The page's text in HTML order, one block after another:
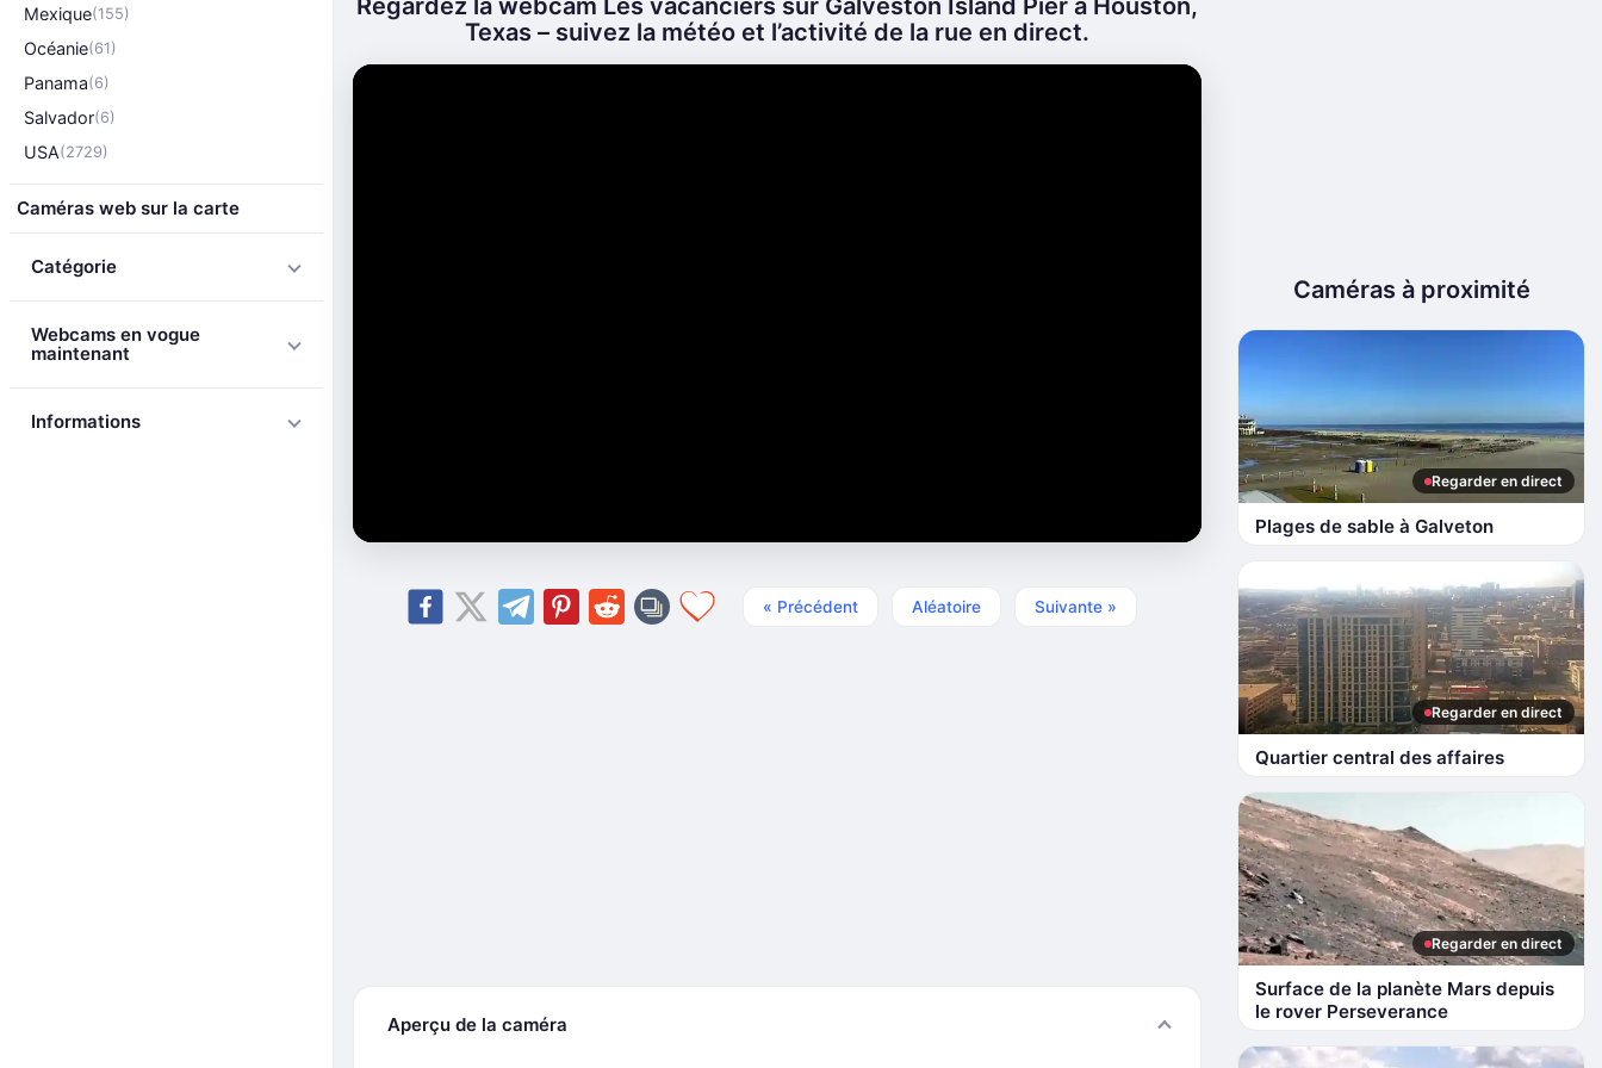
Mexique(155)
Océanie(61)
Panama(6)
Salvador(6)
USA(2729)
Caméras web sur la carte
Catégorie
Webcams en vogue
maintenant
Informations
Regardez la webcam Les vacanciers sur Galveston Island Pier à Houston,
Texas – suivez la météo et l’activité de la rue en direct.
« Précédent Aléatoire Suivante »
Aperçu de la caméra
Caméras à proximité
Regarder en direct
Plages de sable à Galveton
Regarder en direct
Quartier central des affaires
Regarder en direct
Surface de la planète Mars depuis
le rover Perseverance